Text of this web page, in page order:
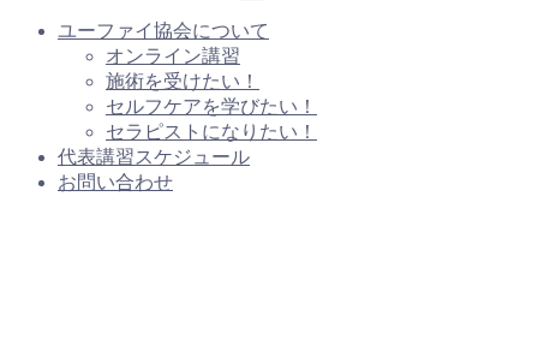
ユーファイ協会について
オンライン講習
施術を受けたい！
セルフケアを学びたい！
セラピストになりたい！
代表講習スケジュール
お問い合わせ